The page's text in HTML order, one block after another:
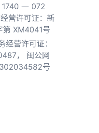
一 072
营许可证：新
第 XM4041号
经营许可证：
，
闽公网
号